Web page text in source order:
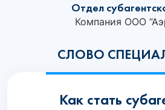
СЛОВО
Отдел
Компания ООО
Как стать